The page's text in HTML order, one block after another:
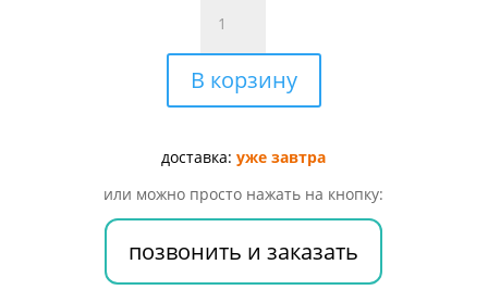
товара
ЭЛКАТРИН
(Levokarnitine)
1000мг/5мл
№5
В корзину
доставка:уже завтра
или можно просто нажать на кнопку:
позвонить и заказать